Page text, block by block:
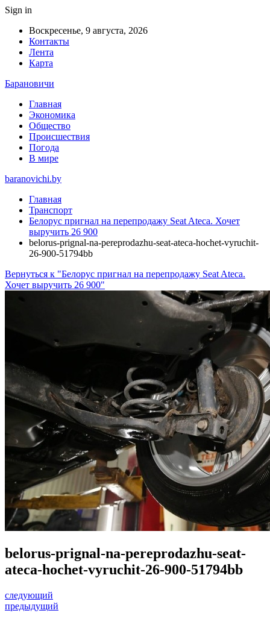
Sign in
Воскресенье, 9 августа, 2026
Контакты
Лента
Карта
Барановичи
Главная
Экономика
Общество
Происшествия
Погода
В мире
baranovichi.by
Главная
Транспорт
Белорус пригнал на перепродажу Seat Ateca. Хочет
выручить 26 900
belorus-prignal-na-pereprodazhu-seat-ateca-hochet-vyruchit-
26-900-51794bb
Вернуться к "Белорус пригнал на перепродажу Seat Ateca.
Хочет выручить 26 900"
belorus-prignal-na-pereprodazhu-seat-
ateca-hochet-vyruchit-26-900-51794bb
следующий
предыдущий